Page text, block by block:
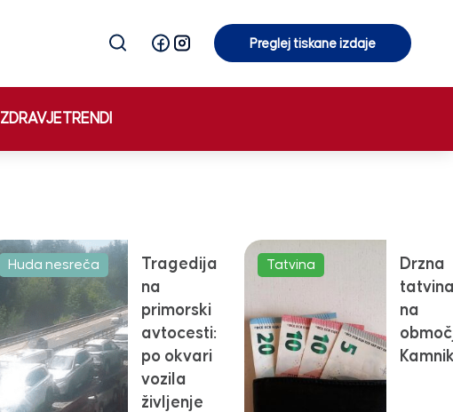
Preglej tiskane izdaje
ZDRAVJETRENDI
Huda nesreča
Tragedija
na
primorski
avtocesti:
po okvari
vozila
življenje
Tatvina
Drzna
na